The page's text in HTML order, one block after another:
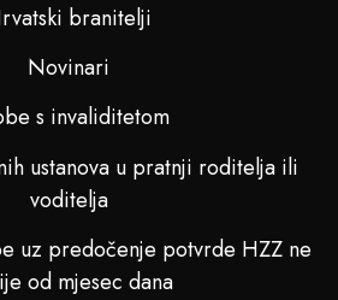
branitelji
Novinari
s invaliditetom
ustanova u pratnji roditelja ili
voditelja
uz predočenje potvrde HZZ ne
od mjesec dana